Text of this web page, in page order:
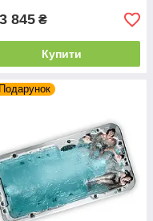
845 ₴
Купити
Подарунок